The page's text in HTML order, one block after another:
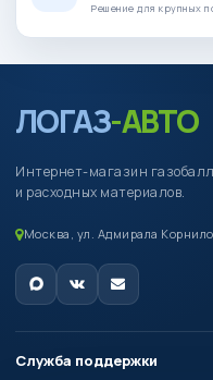
Решение для крупных
ЛОГАЗ-АВТО
Интернет-магазин
и расходных материалов.
Москва, ул. Адмирала
Служба поддержки